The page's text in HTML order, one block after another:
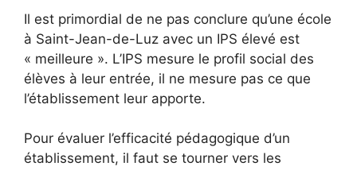
Il est primordial de ne pas conclure qu’une école
à Saint-Jean-de-Luz avec un IPS élevé est
« meilleure ». L’IPS mesure le profil social des
élèves à leur entrée, il ne mesure pas ce que
l’établissement leur apporte.
Pour évaluer l’efficacité pédagogique d’un
établissement, il faut se tourner vers les